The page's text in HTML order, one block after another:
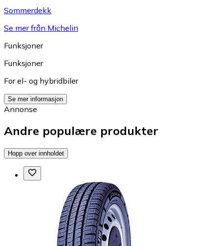
Sommerdekk
Se mer från Michelin
Funksjoner
Funksjoner
For el- og hybridbiler
Se mer informasjon
Annonse
Andre populære produkter
Hopp over innholdet